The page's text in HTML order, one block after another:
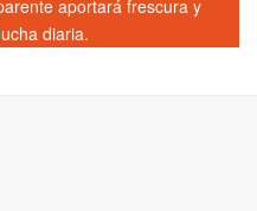
aportará frescura y
diaria.